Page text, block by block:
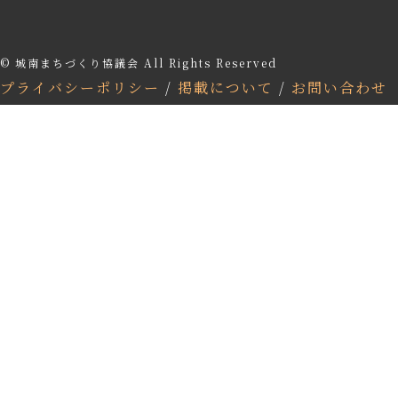
© 城南まちづくり協議会 All Rights Reserved
プライバシーポリシー / 掲載について / お問い合わせ